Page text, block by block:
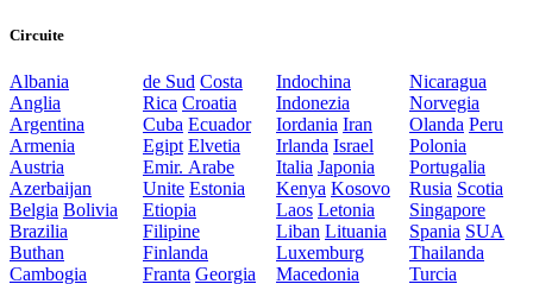
Circuite
Albania
Anglia
Argentina
Armenia
Austria
Azerbaijan
Belgia Bolivia
Brazilia
Buthan
Cambogia
de Sud Costa
Rica Croatia
Cuba Ecuador
Egipt Elvetia
Emir. Arabe
Unite Estonia
Etiopia
Filipine
Finlanda
Franta Georgia
Indochina
Indonezia
Iordania Iran
Irlanda Israel
Italia Japonia
Kenya Kosovo
Laos Letonia
Liban Lituania
Luxemburg
Macedonia
Nicaragua
Norvegia
Olanda Peru
Polonia
Portugalia
Rusia Scotia
Singapore
Spania SUA
Thailanda
Turcia